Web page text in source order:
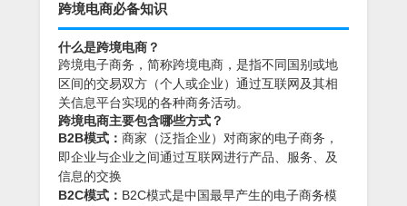
跨境电商必备知识
什么是跨境电商？
跨境电子商务，简称跨境电商，是指不同国别或地
区间的交易双方（个人或企业）通过互联网及其相
关信息平台实现的各种商务活动。
跨境电商主要包含哪些方式？
B2B模式： 商家（泛指企业）对商家的电子商务，
即企业与企业之间通过互联网进行产品、服务、及
信息的交换
B2C模式： B2C模式是中国最早产生的电子商务模